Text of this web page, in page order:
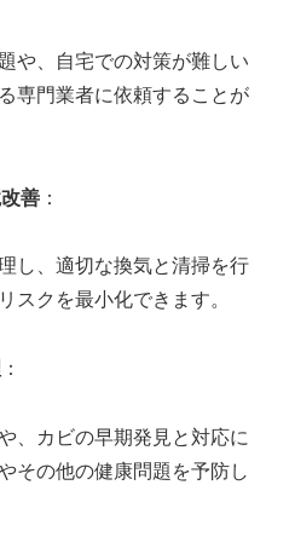
や、自宅での対策が難しい
専門業者に依頼することが
善 ：
し、適切な換気と清掃を行
スクを最小化できます。
：
、カビの早期発見と対応に
その他の健康問題を予防し